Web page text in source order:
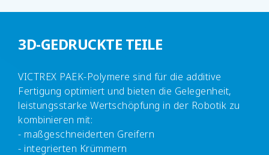
3D-GEDRUCKTE TEILE
VICTREX PAEK-Polymere sind für die additive
Fertigung optimiert und bieten die Gelegenheit,
leistungsstarke Wertschöpfung in der Robotik zu
kombinieren mit:
- maßgeschneiderten Greifern
- integrierten Krümmern